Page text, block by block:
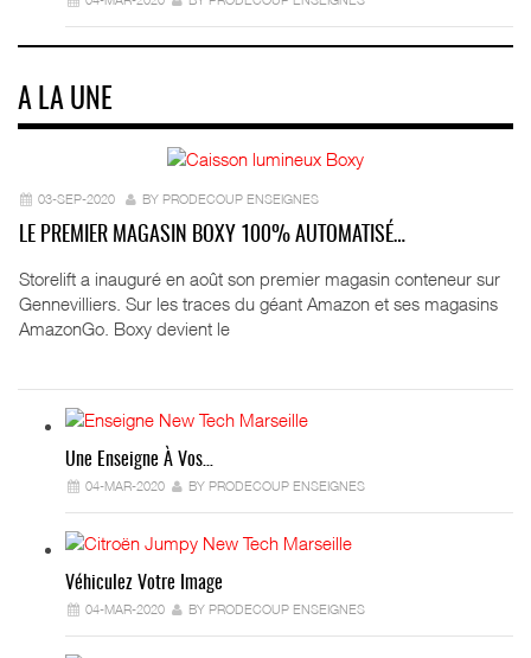
A LA UNE
03-SEP-2020 BY PRODECOUP ENSEIGNES
LE PREMIER MAGASIN BOXY 100% AUTOMATISÉ…
Storelift a inauguré en août son premier magasin conteneur sur
Gennevilliers. Sur les traces du géant Amazon et ses magasins
AmazonGo. Boxy devient le
Une Enseigne À Vos…
04-MAR-2020 BY PRODECOUP ENSEIGNES
Véhiculez Votre Image
04-MAR-2020 BY PRODECOUP ENSEIGNES